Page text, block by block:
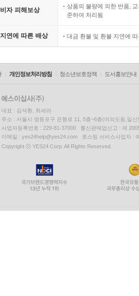
자 피해보상
상품의 불량에 의한 반품,
준하여 처리됨
연에 따른 배상 대금 환불 및 환불 지연에
개인정보처리방침 청소년보호정책 도서홍보안내
대표 : 김석환, 최세라
주소 : 서울시 영등포구 은행로 11, 5층~6층(여의도동,일신
사업자등록번호 : 229-81-37000 통신판매업신고 : 제
이메일 : yes24help@yes24.com 호스팅 서비스사업자 :
Copyright ⓒ YES24 Corp. All Rights Reserved.